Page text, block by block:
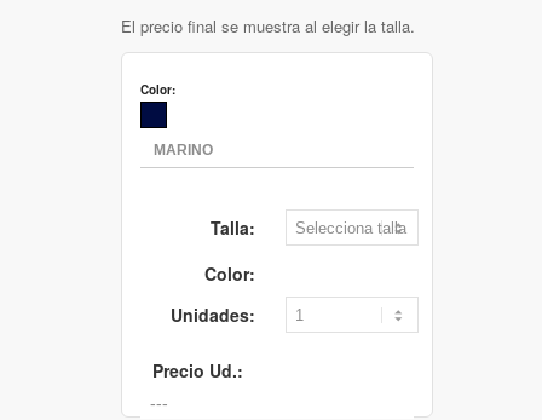
El precio final se muestra al elegir la talla.
Color:
Talla:
Color:
Unidades:
Precio Ud.: